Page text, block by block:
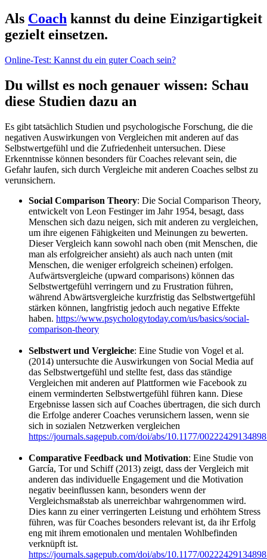
Als Coach kannst du deine Einzigartigkeit
gezielt einsetzen.
Online-Test: Kannst du ein guter Coach sein?
Du willst es noch genauer wissen: Schau
diese Studien dazu an
Es gibt tatsächlich Studien und psychologische Forschung, die die
negativen Auswirkungen von Vergleichen mit anderen auf das
Selbstwertgefühl und die Zufriedenheit untersuchen. Diese
Erkenntnisse können besonders für Coaches relevant sein, die
Gefahr laufen, sich durch Vergleiche mit anderen Coaches selbst zu
verunsichern.
Social Comparison Theory: Die Social Comparison Theory,
entwickelt von Leon Festinger im Jahr 1954, besagt, dass
Menschen sich dazu neigen, sich mit anderen zu vergleichen,
um ihre eigenen Fähigkeiten und Meinungen zu bewerten.
Dieser Vergleich kann sowohl nach oben (mit Menschen, die
man als erfolgreicher ansieht) als auch nach unten (mit
Menschen, die weniger erfolgreich scheinen) erfolgen.
Aufwärtsvergleiche (upward comparisons) können das
Selbstwertgefühl verringern und zu Frustration führen,
während Abwärtsvergleiche kurzfristig das Selbstwertgefühl
stärken können, langfristig jedoch auch negative Effekte
haben. https://www.psychologytoday.com/us/basics/social-
comparison-theory
Selbstwert und Vergleiche: Eine Studie von Vogel et al.
(2014) untersuchte die Auswirkungen von Social Media auf
das Selbstwertgefühl und stellte fest, dass das ständige
Vergleichen mit anderen auf Plattformen wie Facebook zu
einem verminderten Selbstwertgefühl führen kann. Diese
Ergebnisse lassen sich auf Coaches übertragen, die sich durch
die Erfolge anderer Coaches verunsichern lassen, wenn sie
sich in sozialen Netzwerken vergleichen
https://journals.sagepub.com/doi/abs/10.1177/
Comparative Feedback und Motivation: Eine Studie von
García, Tor und Schiff (2013) zeigt, dass der Vergleich mit
anderen das individuelle Engagement und die Motivation
negativ beeinflussen kann, besonders wenn der
Vergleichsmaßstab als unerreichbar wahrgenommen wird.
Dies kann zu einer verringerten Leistung und erhöhtem Stress
führen, was für Coaches besonders relevant ist, da ihr Erfolg
eng mit ihrem emotionalen und mentalen Wohlbefinden
verknüpft ist.
https://journals.sagepub.com/doi/abs/10.1177/